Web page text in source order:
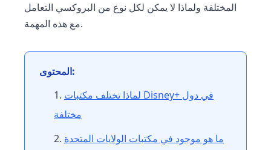
المختلفة ولماذا لا يمكن لكل نوع من البروكسي التعامل
مع هذه المهمة.
المحتوى:
لماذا تختلف مكتبات Disney+ في دول
مختلفة
ما هو موجود في مكتبات الولايات المتحدة